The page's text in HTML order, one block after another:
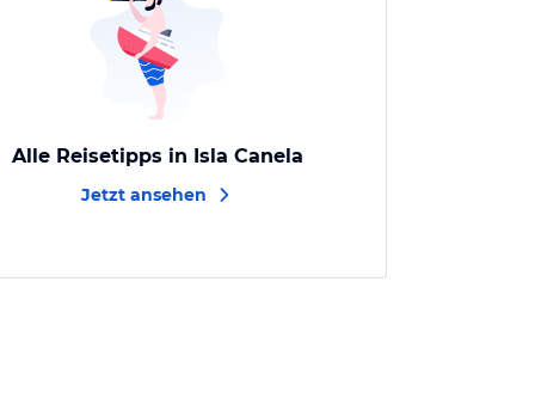
Alle Reisetipps in Isla Canela
Jetzt ansehen